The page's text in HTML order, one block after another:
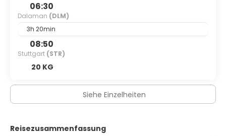
06:30
Dalaman (DLM)
3h 20min
08:50
Stuttgart (STR)
20 KG
Siehe Einzelheiten
Reisezusammenfassung